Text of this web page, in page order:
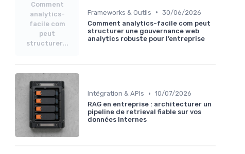
Comment
analytics-
facile com
peut
structurer...
Frameworks & Outils • 30/06/2026
Comment analytics-facile com peut
structurer une gouvernance web
analytics robuste pour l’entreprise
Intégration & APIs • 10/07/2026
RAG en entreprise : architecturer un
pipeline de retrieval fiable sur vos
données internes